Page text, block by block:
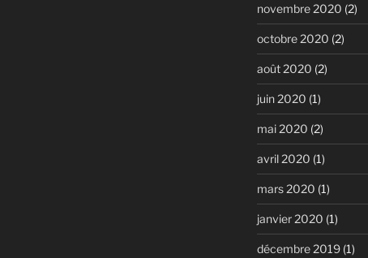
novembre 2020 (2)
octobre 2020 (2)
août 2020 (2)
juin 2020 (1)
mai 2020 (2)
avril 2020 (1)
mars 2020 (1)
janvier 2020 (1)
décembre 2019(1)